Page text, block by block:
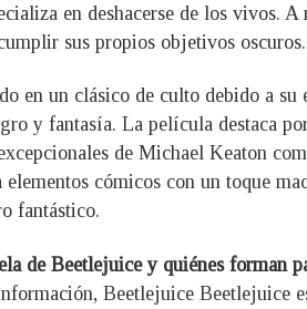
en deshacerse de los vivos.
sus propios objetivos oscuros.
en un clásico de culto debido a
y fantasía. La película destaca
de Michael Keaton
cómicos con un toque
fantástico.
de Beetlejuice y quiénes forman
Beetlejuice Beetlejuice